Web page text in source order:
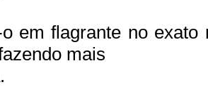
o em flagrante no exato
mais